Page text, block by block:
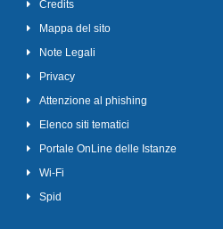
Credits
Mappa del sito
Note Legali
Privacy
Attenzione al phishing
Elenco siti tematici
Portale OnLine delle Istanze
Wi-Fi
Spid